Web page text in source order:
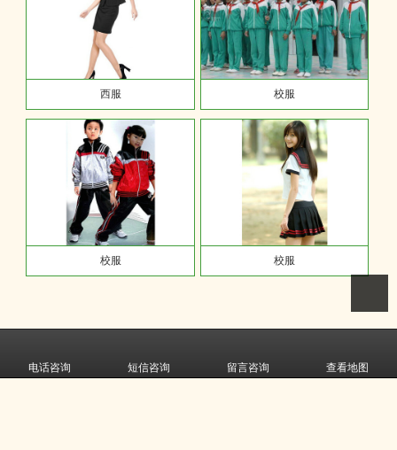
西服 校服
校服 校服
联 系 人：王经理
联系电话：18909501812 13895115553
电话咨询 短信咨询 留言咨询 查看地图